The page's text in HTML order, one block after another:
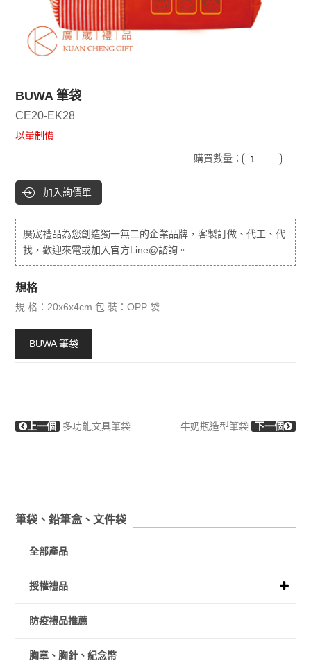
BUWA 筆袋
CE20-EK28
以量制價
購買數量：
加入詢價單
廣宬禮品為您創造獨一無二的企業品牌，客製訂做、代工、代
找，歡迎來電或加入官方Line@諮詢。
規格
規 格：20x6x4cm 包 裝：OPP 袋
BUWA 筆袋
上一個 多功能文具筆袋 牛奶瓶造型筆袋 下一個
筆袋、鉛筆盒、文件袋
全部產品
授權禮品
防疫禮品推薦
胸章、胸針、紀念幣